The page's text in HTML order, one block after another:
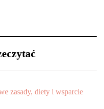
zasady, diety i wsparcie